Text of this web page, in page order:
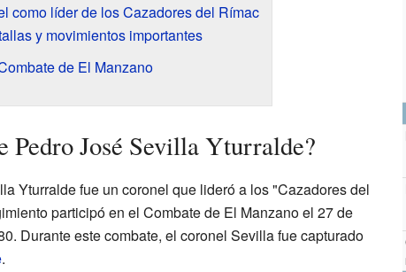
como líder de los Cazadores del Rímac
y movimientos importantes
de El Manzano
Pedro José Sevilla Yturralde?
Yturralde fue un coronel que lideró a los "Cazadores del
participó en el Combate de El Manzano el 27 de
Durante este combate, el coronel Sevilla fue capturado
.